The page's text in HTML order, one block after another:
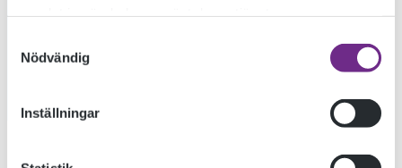
Nödvändig
Inställningar